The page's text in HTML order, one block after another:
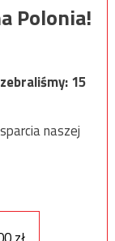
Polonia!
15
naszej